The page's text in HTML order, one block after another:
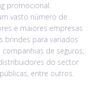
promocional.
vasto número de
e maiores empresas
brindes para variados
de seguros,
do sector
entre outros.